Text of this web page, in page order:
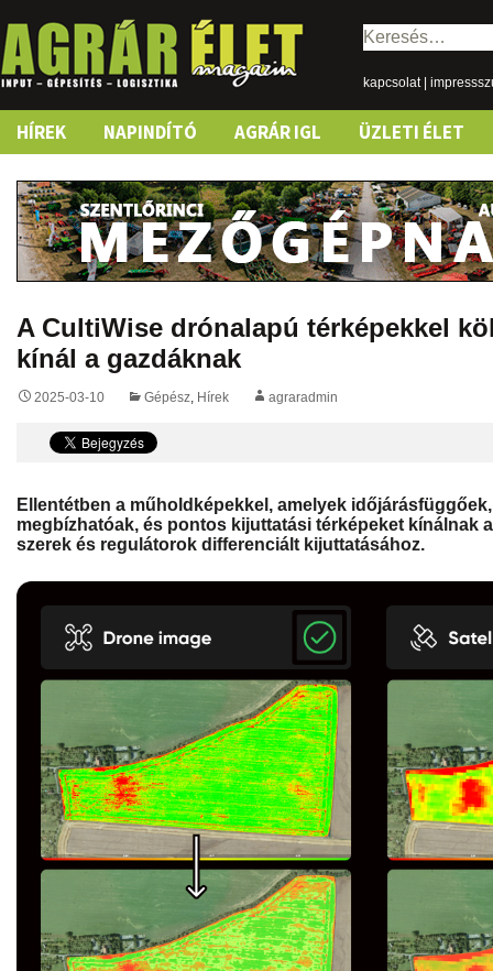
Keresés:
kapcsolat|
Skip
content
HÍREK NAPINDÍTÓ AGRÁR IGL ÜZLETI ÉLET
A CultiWise drónalapú térképekkel
kínál a gazdáknak
2025-03-10 Gépész, Hírek agraradmin
Ellentétben a műholdképekkel, amelyek
megbízhatóak, és pontos kijuttatási térképeket kínálnak
szerek és regulátorok differenciált kijuttatásához.